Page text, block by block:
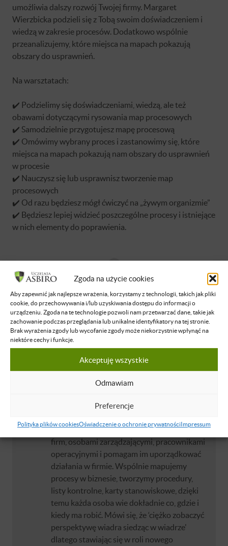
Zgoda na użycie cookies
Aby zapewnić jak najlepsze wrażenia, korzystamy z technologii, takich jak pliki
cookie, do przechowywania i/lub uzyskiwania dostępu do informacji o
urządzeniu. Zgoda na te technologie pozwoli nam przetwarzać dane, takie jak
zachowanie podczas przeglądania lub unikalne identyfikatory na tej stronie.
Brak wyrażenia zgody lub wycofanie zgody może niekorzystnie wpłynąć na
niektóre cechy i funkcje.
Akceptuję wszystkie
Odmawiam
Preferencje
Polityka plików cookiesOświadczenie o ochronie prywatnościImpressum
umożliwia dalszy rozwój Twojej firmy. Margaret
Wierzbicka podzieli się z Tobą swoim doświadczeniem i
wiedzą w zakresie procesów. Dodatkowo wspólnie
przeanalizujemy, które miejsca na mapach pokazują
obszary do usprawnień.
Na warsztatach:
✔️ Podzielimy się doświadczeniami, wiedzą, ale też
obawami dotyczącymi rysowania map procesowych
✔️ Samodzielnie przygotujesz mapę procesową
✔️ Omówimy wybrany proces i zastanowimy się, które
miejsca na mapach pokazują nam obszary do usprawnień
w procesie
✔️ Nauczysz się lub usprawnisz tworzenie map
procesowych
✔️ Od razu będziesz mógł ćwiczyć na „żywym organizmie”
✔️ Będziesz lepiej widzieć poszczególne procesy i istniejące
w nich elementy do poprawienia.
Brak dostępu
Nie masz dostępu do tej podstrony.
Zaloguj się
O WYKŁADOWCY
Peter Drucker powiedział, że „poprawiać
na co dzień współpracuję z właścicielami
firm, osobami zarządzającymi, pracownikami
operacyjnymi i pomagam im uporządkować
działania w firmie. Wspólnie mapujemy
procesy w biznesie, tworzymy procedury,
listy kontrolne, karty stanowiskowe, dzięki
temu każda osoba wie dokładnie co, gdzie i
kiedy ma robić. Mówi się, że ‘ciężko zobaczyć
perspektywę wiadra siedząc w wiadrze'
dlatego stawiając się w roli nowego